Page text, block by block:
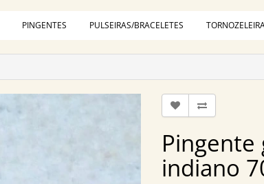
PINGENTES PULSEIRAS/BRACELETES
indiano